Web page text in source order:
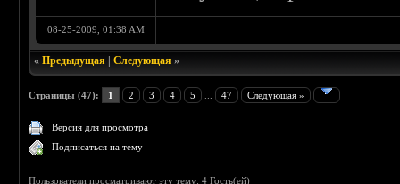
08-25-2009, 01:38 AM
«Предыдущая |Следующая »
Страницы (47): 1 2 3 4 5 47 Следующая »
Версия для просмотра
Подписаться на тему
Пользователи просматривают эту тему: 4 Гость(ей)